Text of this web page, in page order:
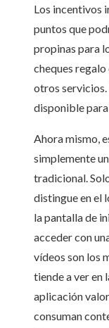
Los incentivos
puntos que
propinas para
cheques regalo
otros
disponible
Ahora mismo,
simplemente
tradicional.
distingue en el
la pantalla de
acceder con
vídeos son los
tiende a ver en
aplicación
consuman